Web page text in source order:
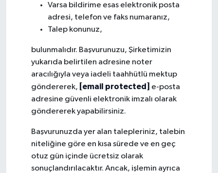
Varsa bildirime esas elektronik posta
adresi, telefon ve faks numaranız,
Talep konunuz,
bulunmalıdır. Başvurunuzu, Şirketimizin
yukarıda belirtilen adresine noter
aracılığıyla veya iadeli taahhütlü mektup
göndererek,
[email protected]
e-posta
adresine güvenli elektronik imzalı olarak
göndererek yapabilirsiniz.
Başvurunuzda yer alan talepleriniz, talebin
niteliğine göre en kısa sürede ve en geç
otuz gün içinde ücretsiz olarak
sonuçlandırılacaktır. Ancak, işlemin ayrıca